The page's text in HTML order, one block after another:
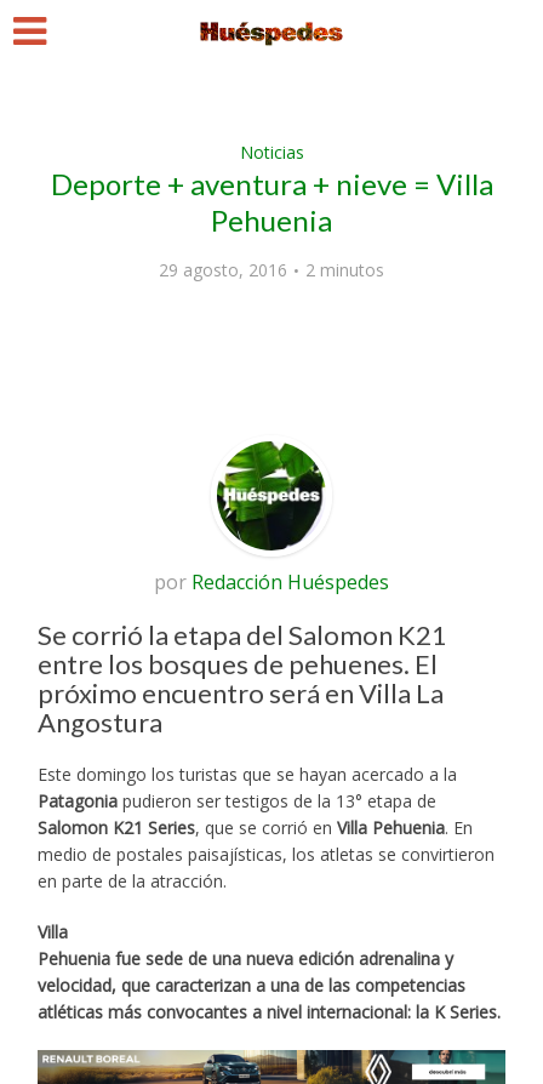
Noticias
Deporte + aventura + nieve = Villa
Pehuenia
29 agosto, 2016 2 minutos
por Redacción Huéspedes
Se corrió la etapa del Salomon K21
entre los bosques de pehuenes. El
próximo encuentro será en Villa La
Angostura
Este domingo los turistas que se hayan acercado a la
Patagonia pudieron ser testigos de la 13° etapa de
Salomon K21 Series, que se corrió enVilla Pehuenia. En
medio de postales paisajísticas, los atletas se convirtieron
en parte de la atracción.
Villa
Pehuenia fue sede de una nueva edición adrenalina y
velocidad, que caracterizan a una de las competencias
atléticas más convocantes a nivel internacional: la K Series.